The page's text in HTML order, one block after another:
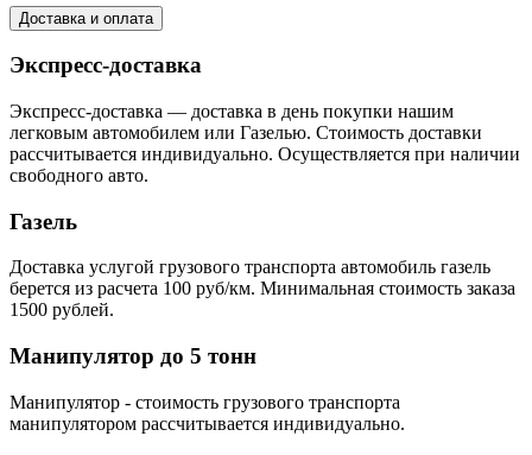
Доставка и оплата
Экспресс-доставка
Экспресс-доставка — доставка в день покупки нашим
легковым автомобилем или Газелью. Стоимость доставки
рассчитывается индивидуально. Осуществляется при наличии
свободного авто.
Газель
Доставка услугой грузового транспорта автомобиль газель
берется из расчета 100 руб/км. Минимальная стоимость заказа
1500 рублей.
Манипулятор до 5 тонн
Манипулятор - стоимость грузового транспорта
манипулятором рассчитывается индивидуально.